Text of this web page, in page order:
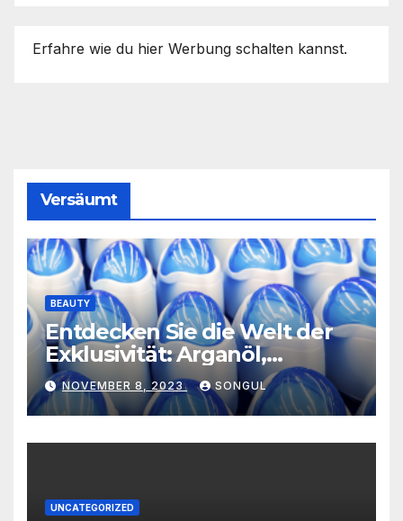
Erfahre wie du hier Werbung schalten kannst.
Versäumt
BEAUTY
Entdecken Sie die Welt der
Exklusivität: Arganöl,
Kaktusfeigenkernöl und
Schwarzkümmelöl von
vertrauenswürdigen
Großhändlern und Anbietern
NOVEMBER 8, 2023 SONGUL
UNCATEGORIZED